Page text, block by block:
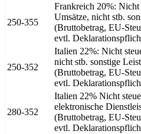
250-355
Frankreich 20%: Nicht
Umsätze, nicht stb.
(Bruttobetrag, EU-
evtl.
250-352
Italien 22%: Nicht
nicht stb. sonstige
(Bruttobetrag, EU-
evtl.
280-352
Italien 22% Nicht
elektronische
(Bruttobetrag, EU-
evtl.